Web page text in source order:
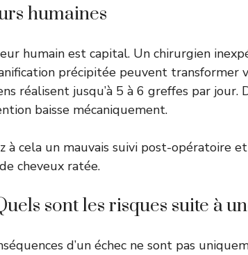
humaines
humain est capital. Un chirurgien
précipitée peuvent transformer
réalisent jusqu’à 5 à 6 greffes par jour.
baisse mécaniquement.
à cela un mauvais suivi post-opératoire
cheveux ratée.
sont les risques suite à
d’un échec ne sont pas